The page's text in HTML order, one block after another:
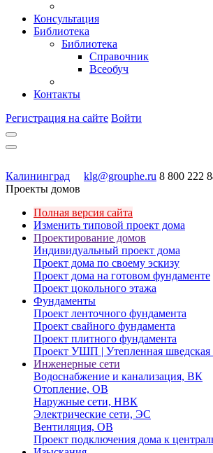
Консультация
Библиотека
Библиотека
Справочник
Всеобуч
Контакты
Регистрация на сайте Войти
Калининград klg@grouphe.ru 8 800 222
Проекты домов
Полная версия сайта
Изменить типовой проект дома
Проектирование домов
Индивидуальный проект дома
Проект дома по своему эскизу
Проект дома на готовом фундаменте
Проект цокольного этажа
Фундаменты
Проект ленточного фундамента
Проект свайного фундамента
Проект плитного фундамента
Проект УШП | Утепленная шведская
Инженерные сети
Водоснабжение и канализация, ВК
Отопление, ОВ
Наружные сети, НВК
Электрические сети, ЭС
Вентиляция, ОВ
Проект подключения дома к